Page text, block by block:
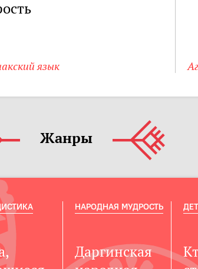
язык
Жанры
Даргинская
НАРОДНАЯ МУДРОСТЬ